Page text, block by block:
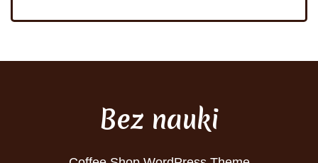
Bez nauki